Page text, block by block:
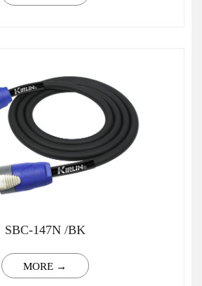
SBC-147N /BK
MORE →